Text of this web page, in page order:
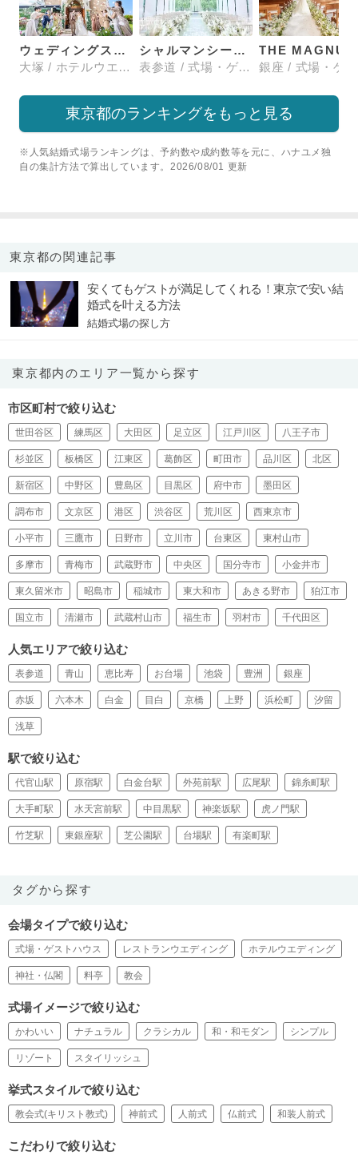
ウェディングスホテル・ベルクラシック東京
大塚 / ホテルウエディング
シャルマンシーナTOKYO
表参道 / 式場・ゲストハウス
東京都のランキングをもっと見る
※人気結婚式場ランキングは、予約数や成約数等を元に、ハナユメ独
自の集計方法で算出しています。2026/08/01 更新
東京都の関連記事
安くてもゲストが満足してくれる！東京で安い結
婚式を叶える方法
結婚式場の探し方
東京都内のエリア一覧から探す
市区町村で絞り込む
世田谷区 練馬区 大田区 足立区 江戸川区 八王子市
杉並区 板橋区 江東区 葛飾区 町田市 品川区 北区
新宿区 中野区 豊島区 目黒区 府中市 墨田区
調布市 文京区 港区 渋谷区 荒川区 西東京市
小平市 三鷹市 日野市 立川市 台東区 東村山市
多摩市 青梅市 武蔵野市 中央区 国分寺市 小金井市
東久留米市 昭島市 稲城市 東大和市 あきる野市 狛江市
国立市 清瀬市 武蔵村山市 福生市 羽村市 千代田区
人気エリアで絞り込む
表参道 青山 恵比寿 お台場 池袋 豊洲 銀座
赤坂 六本木 白金 目白 京橋 上野 浜松町 汐留
浅草
駅で絞り込む
代官山駅 原宿駅 白金台駅 外苑前駅 広尾駅 錦糸町駅
大手町駅 水天宮前駅 中目黒駅 神楽坂駅 虎ノ門駅
竹芝駅 東銀座駅 芝公園駅 台場駅 有楽町駅
タグから探す
会場タイプで絞り込む
式場・ゲストハウス レストランウエディング ホテルウエディング
神社・仏閣 料亭 教会
式場イメージで絞り込む
かわいい ナチュラル クラシカル 和・和モダン シンプル
リゾート スタイリッシュ
挙式スタイルで絞り込む
教会式(キリスト教式) 神前式 人前式 仏前式 和装人前式
こだわりで絞り込む